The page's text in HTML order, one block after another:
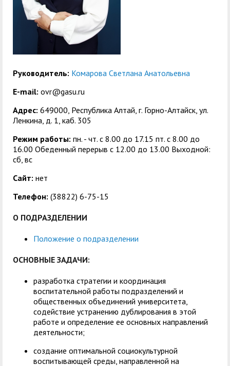
Международная
Республиканская
профсоюзная
организация высшей
школы
Сведения о доходах
Центр тестирования
иностранных граждан
по русскому языку
компетенций
государственных и
Центр русского языка
как иностранного
(законных
представителей)
Образовательный
модуль «Обучение
служением»
Руководитель: Комарова Светлана Анатольевна
E-mail: ovr@gasu.ru
Адрес: 649000, Республика Алтай, г. Горно-Алтайск, ул.
Ленкина, д. 1, каб. 305
Режим работы: пн. - чт. с 8.00 до 17.15 пт. c 8.00 до
16.00 Обеденный перерыв с 12.00 до 13.00 Выходной:
сб, вс
Сайт: нет
Телефон: (38822) 6-75-15
О ПОДРАЗДЕЛЕНИИ
Положение о подразделении
ОСНОВНЫЕ ЗАДАЧИ:
разработка стратегии и координация
воспитательной работы подразделений и
общественных объединений университета,
содействие устранению дублирования в этой
работе и определение ее основных направлений
деятельности;
создание оптимальной социокультурной
воспитывающей среды, направленной на